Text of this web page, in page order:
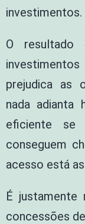
investimentos.
O resultado
prejudica as
nada adianta
eficiente se
conseguem
acesso está
É
concessões